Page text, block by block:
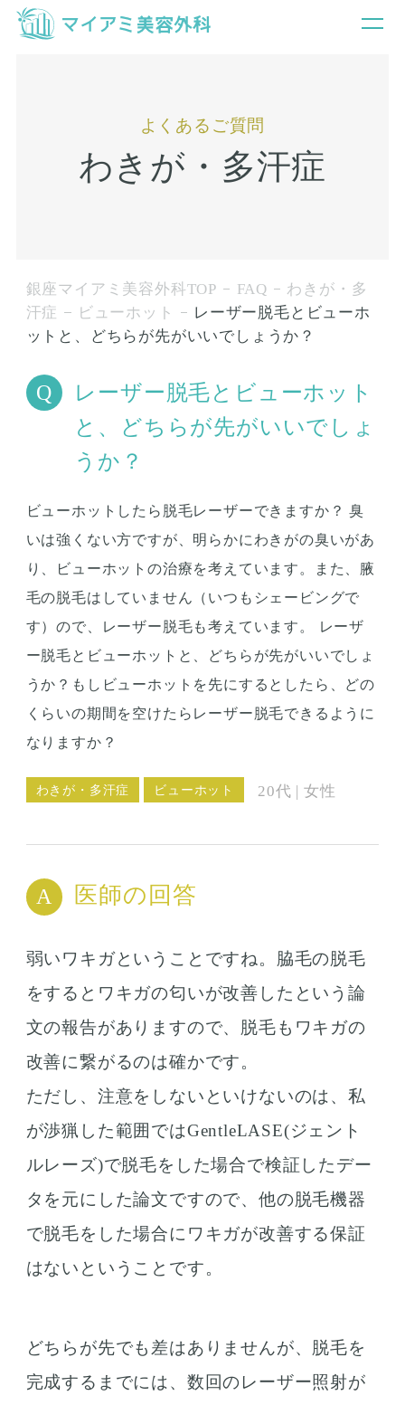
よくあるご質問
わきが・多汗症
銀座マイアミ美容外科TOP FAQ
わきが・多
汗症
ビューホット
レーザー脱毛とビューホ
ットと、どちらが先がいいでしょうか？
レーザー脱毛とビューホット
と、どちらが先がいいでしょ
うか？
ビューホットしたら脱毛レーザーできますか？ 臭
いは強くない方ですが、明らかにわきがの臭いがあ
り、ビューホットの治療を考えています。また、腋
毛の脱毛はしていません（いつもシェービングで
す）ので、レーザー脱毛も考えています。 レーザ
ー脱毛とビューホットと、どちらが先がいいでしょ
うか？もしビューホットを先にするとしたら、どの
くらいの期間を空けたらレーザー脱毛できるように
なりますか？
わきが・多汗症 ビューホット 20代 | 女性
医師の回答
弱いワキガということですね。脇毛の脱毛
をするとワキガの匂いが改善したという論
文の報告がありますので、脱毛もワキガの
改善に繋がるのは確かです。
ただし、注意をしないといけないのは、私
が渉猟した範囲ではGentleLASE(ジェント
ルレーズ)で脱毛をした場合で検証したデー
タを元にした論文ですので、他の脱毛機器
で脱毛をした場合にワキガが改善する保証
はないということです。
どちらが先でも差はありませんが、脱毛を
完成するまでには、数回のレーザー照射が